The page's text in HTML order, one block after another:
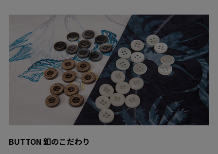
BUTTON 釦のこだわり